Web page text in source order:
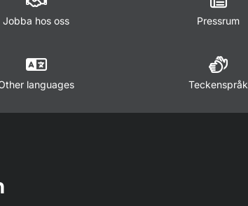
Jobba hos oss Pressrum
languages Teckenspråk